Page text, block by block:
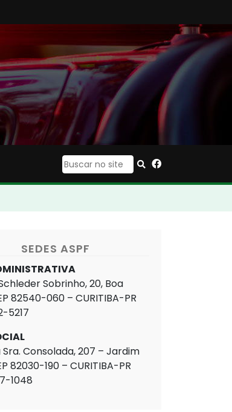
|
SEDES ASPF
Sobrinho, 20, Boa
82540-060 – CURITIBA-PR
5217
Sra. Consolada, 207 – Jardim
82030-190 – CURITIBA-PR
1048